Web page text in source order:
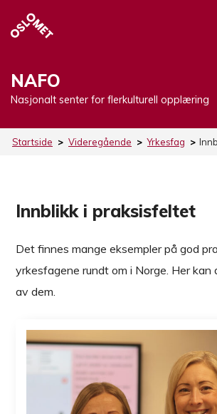
NAFO
Nasjonalt senter for flerkulturell opplæring
Startside > Videregående > Yrkesfag >
Innblikk i praksisfeltet
Det finnes mange eksempler på god
yrkesfagene rundt om i Norge. Her kan
av dem.